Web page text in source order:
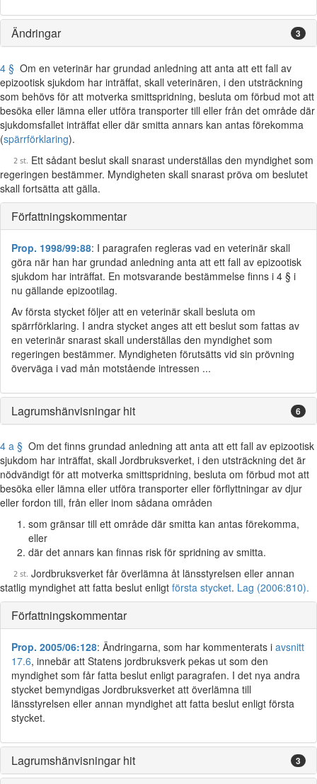
Ändringar 3
4 § Om en veterinär har grundad anledning att anta att ett fall av
epizootisk sjukdom har inträffat, skall veterinären, i den utsträckning
som behövs för att motverka smittspridning, besluta om förbud mot att
besöka eller lämna eller utföra transporter till eller från det område där
sjukdomsfallet inträffat eller där smitta annars kan antas förekomma
(spärrförklaring).
Ett sådant beslut skall snarast underställas den myndighet som
regeringen bestämmer. Myndigheten skall snarast pröva om beslutet
skall fortsätta att gälla.
Författningskommentar
Prop. 1998/99:88: I paragrafen regleras vad en veterinär skall
göra när han har grundad anledning anta att ett fall av epizootisk
sjukdom har inträffat. En motsvarande bestämmelse finns i 4 § i
nu gällande epizootilag.
Av första stycket följer att en veterinär skall besluta om
spärrförklaring. I andra stycket anges att ett beslut som fattas av
en veterinär snarast skall underställas den myndighet som
regeringen bestämmer. Myndigheten förutsätts vid sin prövning
överväga i vad mån motstående intressen ...
Lagrumshänvisningar hit 6
4 a § Om det finns grundad anledning att anta att ett fall av epizootisk
sjukdom har inträffat, skall Jordbruksverket, i den utsträckning det är
nödvändigt för att motverka smittspridning, besluta om förbud mot att
besöka eller lämna eller utföra transporter eller förflyttningar av djur
eller fordon till, från eller inom sådana områden
som gränsar till ett område där smitta kan antas förekomma,
eller
där det annars kan finnas risk för spridning av smitta.
Jordbruksverket får överlämna åt länsstyrelsen eller annan
statlig myndighet att fatta beslut enligt första stycket. Lag (2006:810).
Författningskommentar
Prop. 2005/06:128: Ändringarna, som har kommenterats i avsnitt
17.6, innebär att Statens jordbruksverk pekas ut som den
myndighet som får fatta beslut enligt paragrafen. I det nya andra
stycket bemyndigas Jordbruksverket att överlämna till
länsstyrelsen eller annan myndighet att fatta beslut enligt första
stycket.
Lagrumshänvisningar hit 3